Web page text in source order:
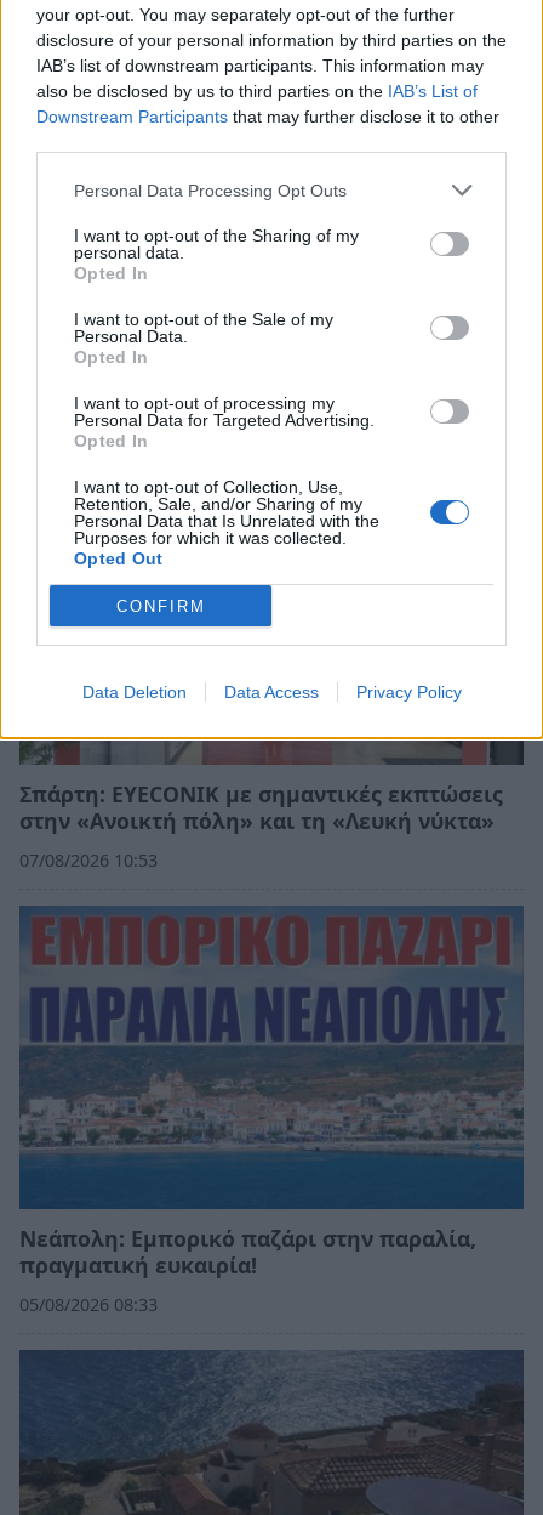
your opt-out. You may separately opt-out of the further
disclosure of your personal information by third parties on the
IAB’s list of downstream participants. This information may
also be disclosed by us to third parties on the IAB’s List of
Downstream Participants that may further disclose it to other
Personal Data Processing Opt Outs
I want to opt-out of the Sharing of my
personal data.
Opted In
I want to opt-out of the Sale of my
Personal Data.
Opted In
I want to opt-out of processing my
Personal Data for Targeted Advertising.
Opted In
I want to opt-out of Collection, Use,
Retention, Sale, and/or Sharing of my
Personal Data that Is Unrelated with the
Purposes for which it was collected.
Opted Out
CONFIRM
Data Deletion Data Access Privacy Policy
«Τσιμπημένες» οι τιμές των ψαριών – Πόσο
κοστίζουν γαύρος, σαρδέλα και μπακαλιάρος
08/08/2026 11:01
Σπάρτη: EYECONIK με σημαντικές εκπτώσεις
στην «Ανοικτή πόλη» και τη «Λευκή νύκτα»
07/08/2026 10:53
Νεάπολη: Εμπορικό παζάρι στην παραλία,
πραγματική ευκαιρία!
05/08/2026 08:33